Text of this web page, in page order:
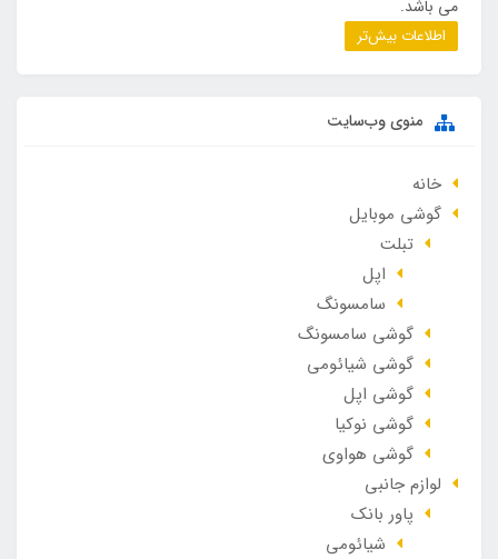
می باشد.
اطلاعات بیش‌تر
منوی وب‌سایت
خانه
گوشی موبایل
تبلت
اپل
سامسونگ
گوشی سامسونگ
گوشی شیائومی
گوشی اپل
گوشی نوکیا
گوشی هواوی
لوازم جانبی
پاور بانک
شیائومی